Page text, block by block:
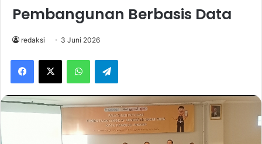
Pembangunan Berbasis Data
redaksi 3 Juni 2026
Facebook
X WhatsAppTelegram